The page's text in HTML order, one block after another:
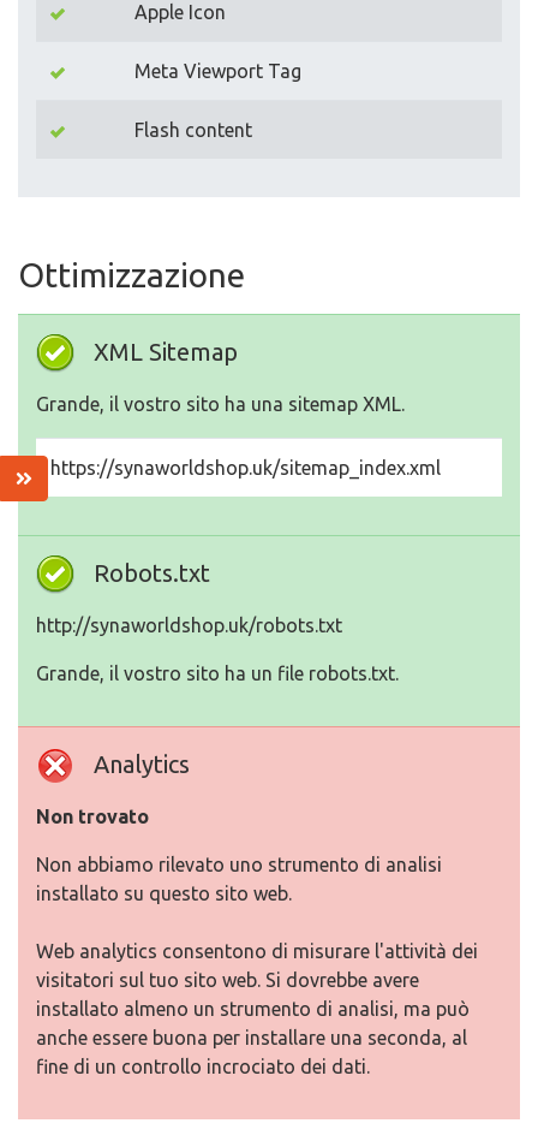
Apple Icon
Meta Viewport Tag
Flash content
Ottimizzazione
XML Sitemap
Grande, il vostro sito ha una sitemap XML.
https://synaworldshop.uk/sitemap_index.xml
Robots.txt
http://synaworldshop.uk/robots.txt
Grande, il vostro sito ha un file robots.txt.
Analytics
Non trovato
Non abbiamo rilevato uno strumento di analisi
installato su questo sito web.
Web analytics consentono di misurare l'attività dei
visitatori sul tuo sito web. Si dovrebbe avere
installato almeno un strumento di analisi, ma può
anche essere buona per installare una seconda, al
fine di un controllo incrociato dei dati.